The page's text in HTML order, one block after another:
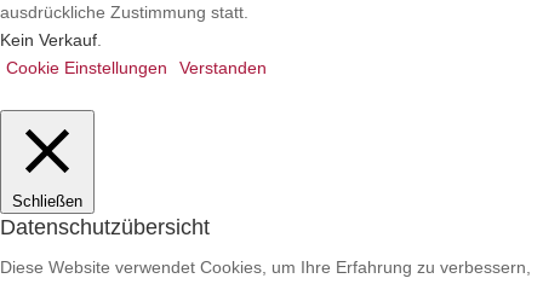
ausdrückliche Zustimmung statt.
Kein Verkauf
Cookie Einstellungen
Verstanden
Schließen
Datenschutzübersicht
Diese Website verwendet Cookies, um Ihre Erfahrung zu verbessern,